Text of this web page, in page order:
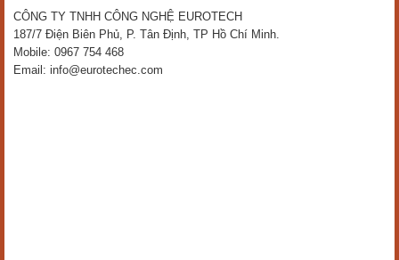
CÔNG TY TNHH CÔNG NGHỆ EUROTECH
187/7 Điện Biên Phủ, P. Tân Định, TP Hồ Chí Minh.
Mobile: 0967 754 468
Email: info@eurotechec.com